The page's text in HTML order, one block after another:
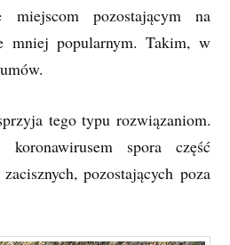
miejscom pozostającym na
mniej popularnym. Takim, w
tego typu rozwiązaniom.
spora część
pozostających poza